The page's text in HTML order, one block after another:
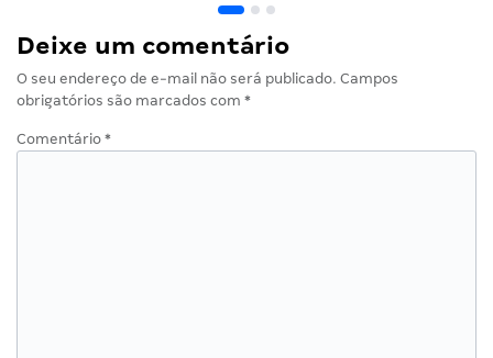
Deixe um comentário
O seu endereço de e-mail não será publicado. Campos
obrigatórios são marcados com *
Comentário *